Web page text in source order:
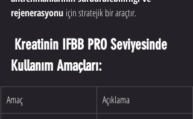
rejenerasyonu için stratejik bir araçtır.
Kreatinin IFBB PRO Seviyesinde
Kullanım Amaçları:
Amaç
Açıklama